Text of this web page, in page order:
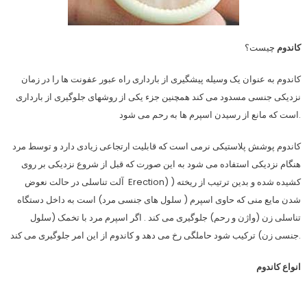
کاندوم چیست؟
کاندوم به عنوان یک وسیله پیشگیری از بارداری راه عبور عفونت ها را در زمان
نزدیکی جنسی مسدود می کند همچنین جزء یکی از روشهای جلوگیری از بارداری
است که مانع از رسیدن اسپرم ها به رحم می شود.
کاندوم پوشش پلاستیکی نرمی است که قابلیت ارتجاعی زیادی دارد و توسط مرد
هنگام نزدیکی استفاده می شود به این صورت که قبل از شروع نزدیکی بر روی
آلت تناسلی در حالت نعوض Erection) ) کشیده شده و بدین ترتیب از ریخته
شدن مایع منی که حاوی اسپرم ( سلول های جنسی مرد) است به داخل دستگاه
تناسلی زن (واژن و رحم) جلوگیری می کند . اگر اسپرم مرد با تخمک (سلول
جنسی زن) ترکیب شود حاملگی رخ می دهد و کاندوم از این امر جلوگیری می کند.
انواع کاندوم